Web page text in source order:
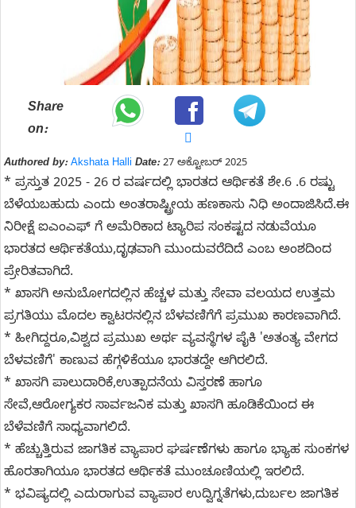
Share
on:
Authored by: Akshata Halli Date:27 ಅಕ್ಟೋಬರ್ 2025
* ಪ್ರಸ್ತುತ 2025 - 26 ರ ವರ್ಷದಲ್ಲಿ ಭಾರತದ ಆರ್ಥಿಕತೆ ಶೇ.6 .6 ರಷ್ಟು
ಬೆಳೆಯಬಹುದು ಎಂದು ಅಂತರಾಷ್ಟ್ರೀಯ ಹಣಕಾಸು ನಿಧಿ ಅಂದಾಜಿಸಿದೆ.ಈ
ನಿರೀಕ್ಷೆ ಐಎಂಎಫ್ ಗೆ ಅಮೆರಿಕಾದ ಟ್ಯಾರಿಪ ಸಂಕಷ್ಟದ ನಡುವೆಯೂ
ಭಾರತದ ಆರ್ಥಿಕತೆಯು,ದೃಢವಾಗಿ ಮುಂದುವರೆದಿದೆ ಎಂಬ ಅಂಶದಿಂದ
ಪ್ರೇರಿತವಾಗಿದೆ.
* ಖಾಸಗಿ ಅನುಬೋಗದಲ್ಲಿನ ಹೆಚ್ಚಳ ಮತ್ತು ಸೇವಾ ವಲಯದ ಉತ್ತಮ
ಪ್ರಗತಿಯು ಮೊದಲ ಕ್ವಾಟರನಲ್ಲಿನ ಬೆಳವಣಿಗೆಗೆ ಪ್ರಮುಖ ಕಾರಣವಾಗಿದೆ.
* ಹೀಗಿದ್ದರೂ,ವಿಶ್ವದ ಪ್ರಮುಖ ಅರ್ಥ ವ್ಯವಸ್ಥೆಗಳ ಪೈಕಿ 'ಅತಂತ್ಯ ವೇಗದ
ಬೆಳವಣಿಗೆ' ಕಾಣುವ ಹೆಗ್ಗಳಿಕೆಯೂ ಭಾರತದ್ದೇ ಆಗಿರಲಿದೆ.
* ಖಾಸಗಿ ಪಾಲುದಾರಿಕೆ,ಉತ್ಪಾದನೆಯ ವಿಸ್ತರಣೆ ಹಾಗೂ
ಸೇವೆ,ಆರೋಗ್ಯಕರ ಸಾರ್ವಜನಿಕ ಮತ್ತು ಖಾಸಗಿ ಹೂಡಿಕೆಯಿಂದ ಈ
ಬೆಳೆವಣಿಗೆ ಸಾಧ್ಯವಾಗಲಿದೆ.
* ಹೆಚ್ಚುತ್ತಿರುವ ಜಾಗತಿಕ ವ್ಯಾಪಾರ ಘರ್ಷಣೆಗಳು ಹಾಗೂ ಭ್ಯಾಹ ಸುಂಕಗಳ
ಹೊರತಾಗಿಯೂ ಭಾರತದ ಆರ್ಥಿಕತೆ ಮುಂಚೂಣಿಯಲ್ಲಿ ಇರಲಿದೆ.
* ಭವಿಷ್ಯದಲ್ಲಿ ಎದುರಾಗುವ ವ್ಯಾಪಾರ ಉದ್ವಿಗ್ನತೆಗಳು,ದುರ್ಬಲ ಜಾಗತಿಕ